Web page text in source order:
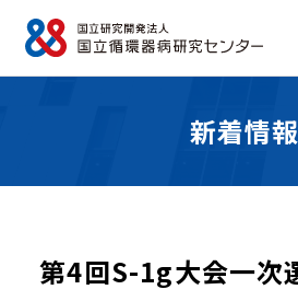
新着情報
第4回S-1g大会一次